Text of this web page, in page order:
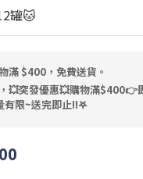
罐🐱
滿 $400，免費送貨。
💥突發優惠💥購物滿$400👉
有限~送完即止!!𖤐